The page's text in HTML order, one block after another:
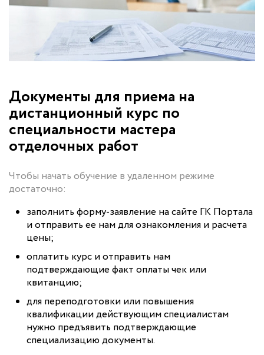
Документы для приема на
дистанционный курс по
специальности мастера
отделочных работ
Чтобы начать обучение в удаленном режиме
достаточно:
заполнить форму-заявление на сайте ГК Портала
и отправить ее нам для ознакомления и расчета
цены;
оплатить курс и отправить нам
подтверждающие факт оплаты чек или
квитанцию;
для переподготовки или повышения
квалификации действующим специалистам
нужно предъявить подтверждающие
специализацию документы.